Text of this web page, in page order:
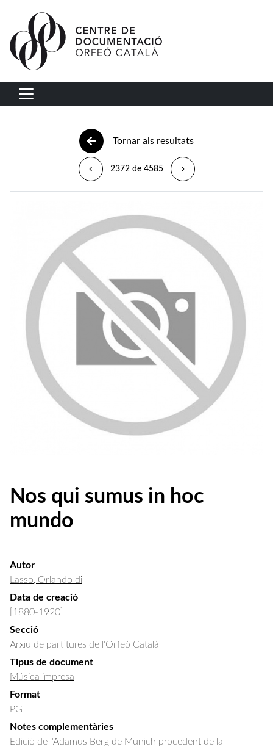
Vés al contingut
Navegació principal
Tornar als resultats
2372 de 4585
Nos qui sumus in hoc
mundo
Autor
Lasso, Orlando di
Data de creació
[1880-1920]
Secció
Arxiu de partitures de l'Orfeó Català
Tipus de document
Música impresa
Format
PG
Notes complementàries
Edició de l'Adamus Berg de Munich procedent de la